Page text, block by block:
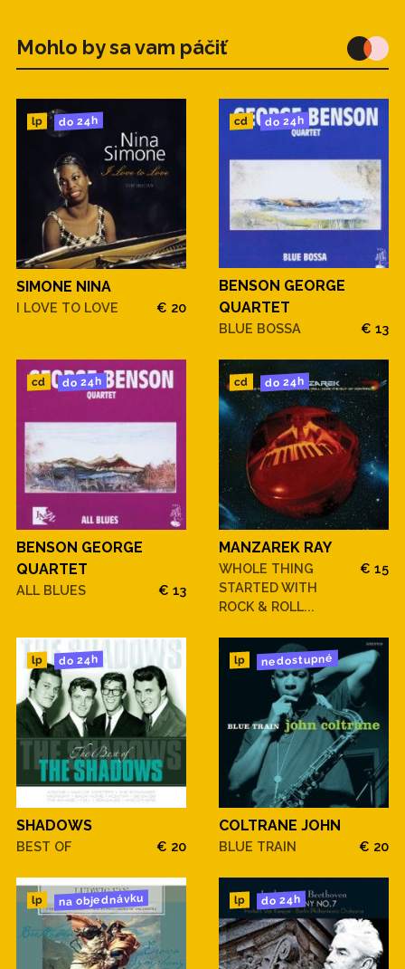
Mohlo by sa vam páčiť
lp do 24h
SIMONE NINA
I LOVE TO LOVE € 20
cd do 24h
BENSON GEORGE
QUARTET
BLUE BOSSA € 13
cd do 24h
BENSON GEORGE
QUARTET
ALL BLUES € 13
cd do 24h
MANZAREK RAY
WHOLE THING
STARTED WITH
ROCK & ROLL...
€ 15
lp do 24h
SHADOWS
BEST OF € 20
lp nedostupné
COLTRANE JOHN
BLUE TRAIN € 20
lp na objednávku lp do 24h